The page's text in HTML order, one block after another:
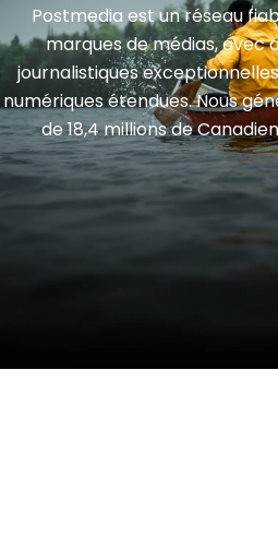
Postmedia est un réseau
marques de médias, avec
journalistiques
numériques étendues. Nous
de 18,4 millions de